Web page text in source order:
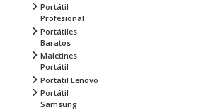
Portátil
Profesional
Portátiles
Baratos
Maletines
Portátil
Portátil Lenovo
Portátil
Samsung